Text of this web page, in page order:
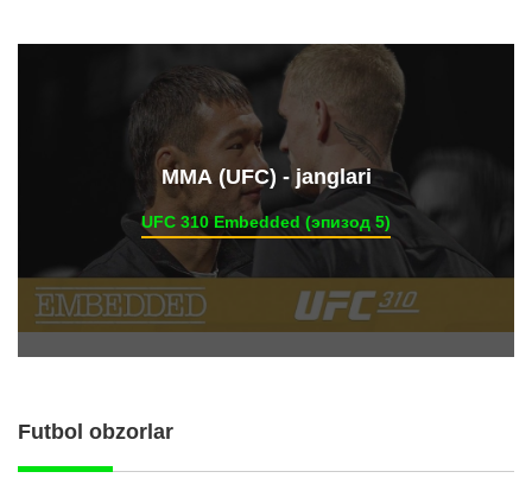
ММА (UFC) - janglari
UFC 310 Embedded (эпизод 5)
Futbol obzorlar